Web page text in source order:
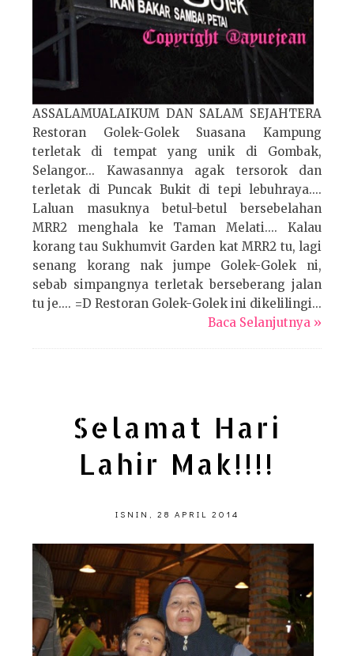
ASSALAMUALAIKUM DAN SALAM SEJAHTERA
Restoran Golek-Golek Suasana Kampung
terletak di tempat yang unik di Gombak,
Selangor... Kawasannya agak tersorok dan
terletak di Puncak Bukit di tepi lebuhraya....
Laluan masuknya betul-betul bersebelahan
MRR2 menghala ke Taman Melati.... Kalau
korang tau Sukhumvit Garden kat MRR2 tu, lagi
senang korang nak jumpe Golek-Golek ni,
sebab simpangnya terletak berseberang jalan
tu je.... =D Restoran Golek-Golek ini dikelilingi...
Baca Selanjutnya »
Selamat Hari
Lahir Mak!!!!
ISNIN, 28 APRIL 2014